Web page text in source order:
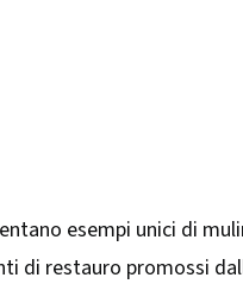
esempi unici di
di restauro promossi